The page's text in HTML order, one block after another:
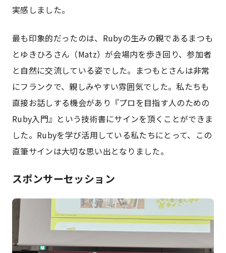
実感しました。
最も印象的だったのは、Rubyの生みの親であるまつも
とゆきひろさん（Matz）が会場内を歩き回り、参加者
と自然に交流している姿でした。まつもとさんは非常
にフランクで、親しみやすい雰囲気でした。私たちも
直接お話しする機会があり『プロを目指す人のための
Ruby入門』という技術書にサインを頂くことができま
した。Rubyを学び活用している私たちにとって、この
直筆サインは大切な思い出となりました。
スポンサーセッション